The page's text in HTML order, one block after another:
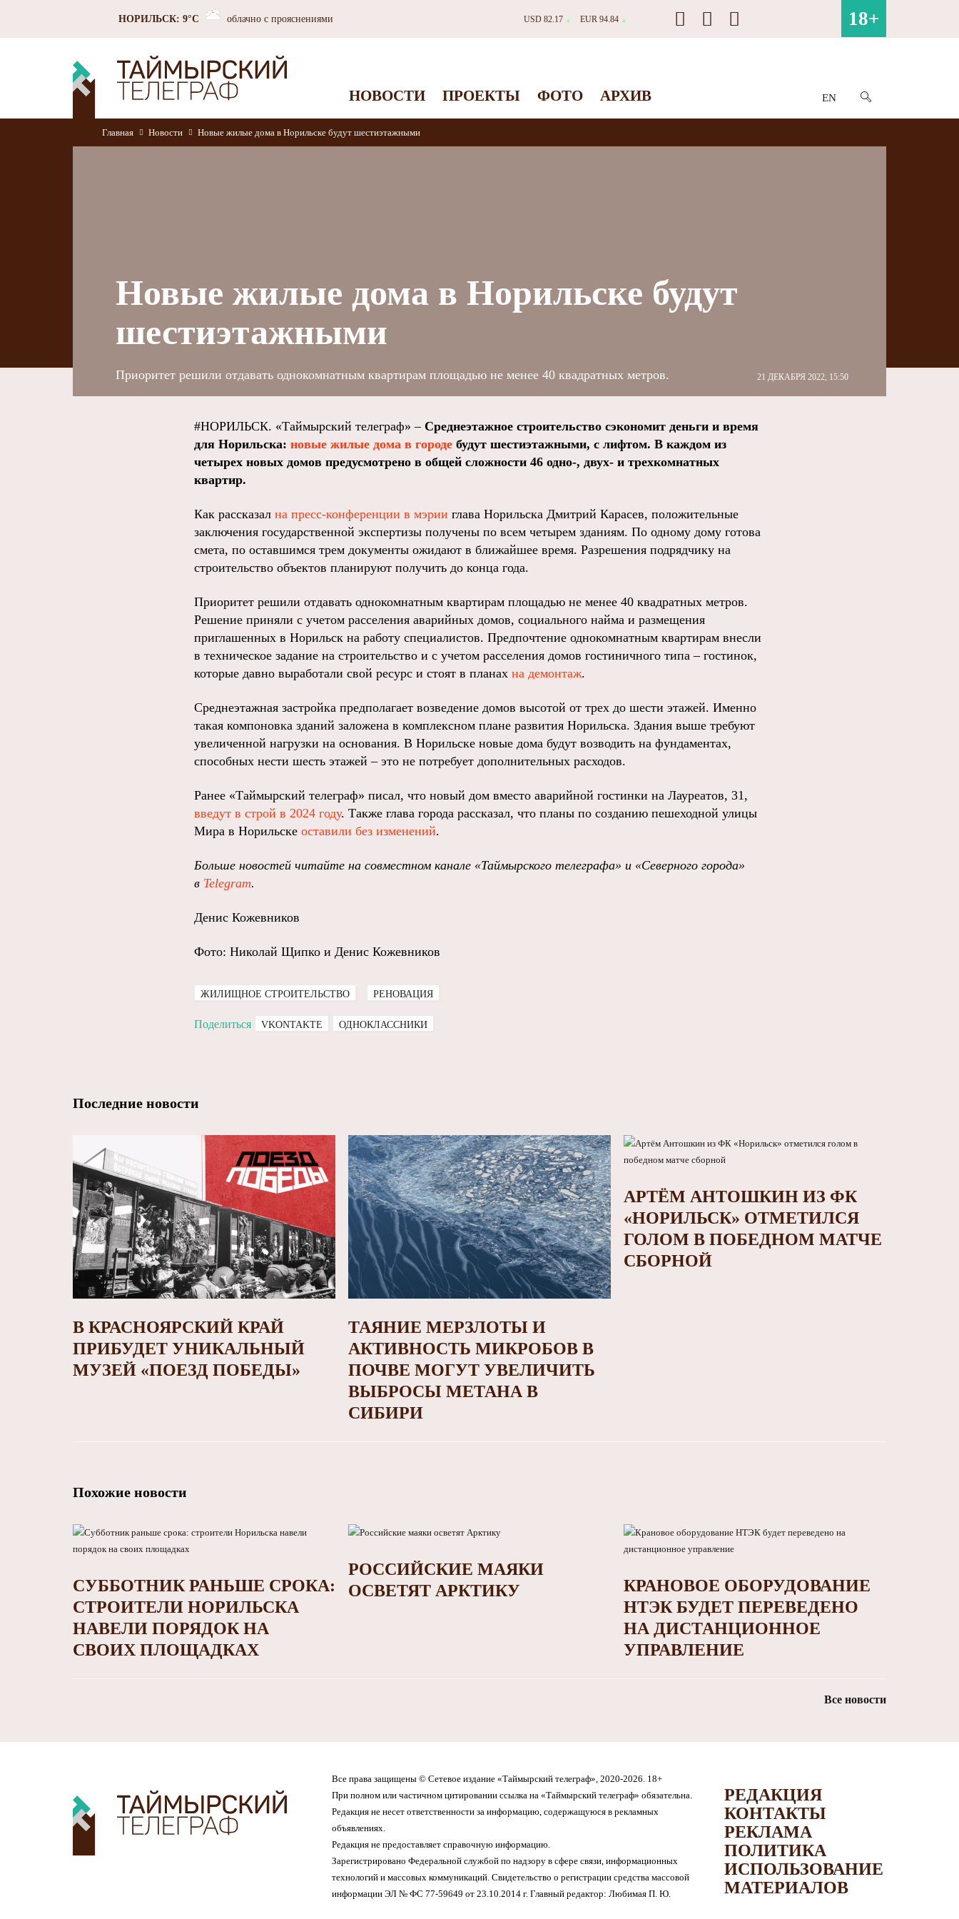
НОРИЛЬСК: 9°C облачно с прояснениями USD 82.17 ▲ EUR 94.84 ▲ 18+
НОВОСТИ ПРОЕКТЫ ФОТО АРХИВ EN
Главная Новости Новые жилые дома в Норильске будут шестиэтажными
Новые жилые дома в Норильске будут
шестиэтажными
21 ДЕКАБРЯ 2022, 15:50
Приоритет решили отдавать однокомнатным квартирам площадью не менее 40 квадратных метров.
#НОРИЛЬСК. «Таймырский телеграф» – Среднеэтажное строительство сэкономит деньги и время
для Норильска: новые жилые дома в городе будут шестиэтажными, с лифтом. В каждом из
четырех новых домов предусмотрено в общей сложности 46 одно-, двух- и трехкомнатных
квартир.
Как рассказал на пресс-конференции в мэрии глава Норильска Дмитрий Карасев, положительные
заключения государственной экспертизы получены по всем четырем зданиям. По одному дому готова
смета, по оставшимся трем документы ожидают в ближайшее время. Разрешения подрядчику на
строительство объектов планируют получить до конца года.
Приоритет решили отдавать однокомнатным квартирам площадью не менее 40 квадратных метров.
Решение приняли с учетом расселения аварийных домов, социального найма и размещения
приглашенных в Норильск на работу специалистов. Предпочтение однокомнатным квартирам внесли
в техническое задание на строительство и с учетом расселения домов гостиничного типа – гостинок,
которые давно выработали свой ресурс и стоят в планах на демонтаж.
Среднеэтажная застройка предполагает возведение домов высотой от трех до шести этажей. Именно
такая компоновка зданий заложена в комплексном плане развития Норильска. Здания выше требуют
увеличенной нагрузки на основания. В Норильске новые дома будут возводить на фундаментах,
способных нести шесть этажей – это не потребует дополнительных расходов.
Ранее «Таймырский телеграф» писал, что новый дом вместо аварийной гостинки на Лауреатов, 31,
введут в строй в 2024 году. Также глава города рассказал, что планы по созданию пешеходной улицы
Мира в Норильске оставили без изменений.
Больше новостей читайте на совместном канале «Таймырского телеграфа» и «Северного города»
в Telegram.
Денис Кожевников
Фото: Николай Щипко и Денис Кожевников
ЖИЛИЩНОЕ СТРОИТЕЛЬСТВО РЕНОВАЦИЯ
Поделиться VKONTAKTE ОДНОКЛАССНИКИ
Последние новости
В КРАСНОЯРСКИЙ КРАЙ
ПРИБУДЕТ УНИКАЛЬНЫЙ
МУЗЕЙ «ПОЕЗД ПОБЕДЫ»
ТАЯНИЕ МЕРЗЛОТЫ И
АКТИВНОСТЬ МИКРОБОВ В
ПОЧВЕ МОГУТ УВЕЛИЧИТЬ
ВЫБРОСЫ МЕТАНА В
СИБИРИ
АРТЁМ АНТОШКИН ИЗ ФК
«НОРИЛЬСК» ОТМЕТИЛСЯ
ГОЛОМ В ПОБЕДНОМ МАТЧЕ
СБОРНОЙ
Похожие новости
СУББОТНИК РАНЬШЕ СРОКА:
СТРОИТЕЛИ НОРИЛЬСКА
НАВЕЛИ ПОРЯДОК НА
СВОИХ ПЛОЩАДКАХ
РОССИЙСКИЕ МАЯКИ
ОСВЕТЯТ АРКТИКУ
КРАНОВОЕ ОБОРУДОВАНИЕ
НТЭК БУДЕТ ПЕРЕВЕДЕНО
НА ДИСТАНЦИОННОЕ
УПРАВЛЕНИЕ
Все новости
Все права защищены © Сетевое издание «Таймырский телеграф», 2020-2026. 18+
При полном или частичном цитировании ссылка на «Таймырский телеграф» обязательна.
Редакция не несет ответственности за информацию, содержащуюся в рекламных
объявлениях.
Редакция не предоставляет справочную информацию.
Зарегистрировано Федеральной службой по надзору в сфере связи, информационных
технологий и массовых коммуникаций. Свидетельство о регистрации средства массовой
информации ЭЛ № ФС 77-59649 от 23.10.2014 г. Главный редактор: Любимая П. Ю.
РЕДАКЦИЯ
КОНТАКТЫ
РЕКЛАМА
ПОЛИТИКА
ИСПОЛЬЗОВАНИЕ
МАТЕРИАЛОВ